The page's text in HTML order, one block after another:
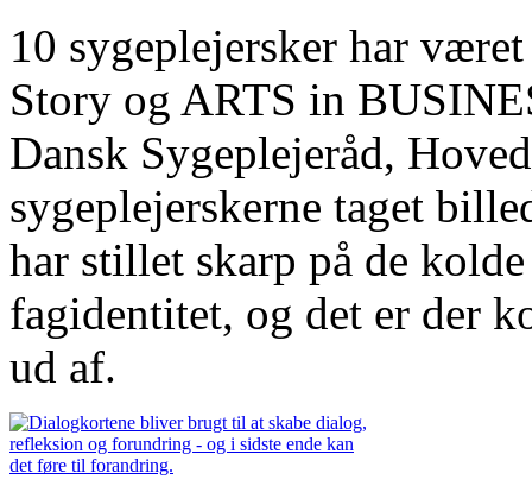
10 sygeplejersker har
Story og ARTS in
Dansk Sygeplejeråd,
sygeplejerskerne taget
har stillet skarp på de
fagidentitet, og det er der
ud af.